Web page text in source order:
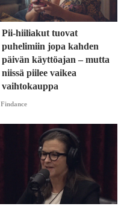
Pii-hiiliakut tuovat
puhelimiin jopa kahden
päivän käyttöajan – mutta
niissä piilee vaikea
vaihtokauppa
Findance